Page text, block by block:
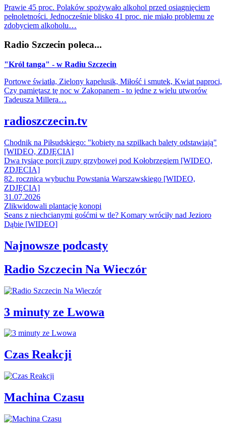
Prawie 45 proc. Polaków spożywało alkohol przed osiągnięciem
pełnoletności. Jednocześnie blisko 41 proc. nie miało problemu ze
zdobyciem alkoholu…
Radio Szczecin poleca...
"Król tanga" - w Radiu Szczecin
Portowe światła, Zielony kapelusik, Miłość i smutek, Kwiat paproci,
Czy pamiętasz tę noc w Zakopanem - to jedne z wielu utworów
Tadeusza Millera…
radioszczecin.tv
Chodnik na Piłsudskiego: "kobiety na szpilkach balety odstawiają"
[WIDEO, ZDJĘCIA]
Dwa tysiące porcji zupy grzybowej pod Kołobrzegiem [WIDEO,
ZDJECIA]
82. rocznica wybuchu Powstania Warszawskiego [WIDEO,
ZDJĘCIA]
31.07.2026
Zlikwidowali plantację konopi
Seans z niechcianymi gośćmi w tle? Komary wróciły nad Jezioro
Dąbie [WIDEO]
Najnowsze podcasty
Radio Szczecin Na Wieczór
3 minuty ze Lwowa
Czas Reakcji
Machina Czasu